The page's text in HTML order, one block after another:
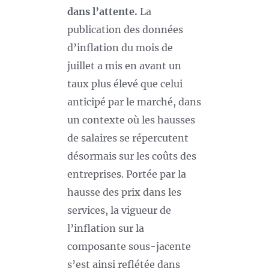
dans l’attente. La
publication des données
d’inflation du mois de
juillet a mis en avant un
taux plus élevé que celui
anticipé par le marché, dans
un contexte où les hausses
de salaires se répercutent
désormais sur les coûts des
entreprises. Portée par la
hausse des prix dans les
services, la vigueur de
l’inflation sur la
composante sous-jacente
s’est ainsi reflétée dans